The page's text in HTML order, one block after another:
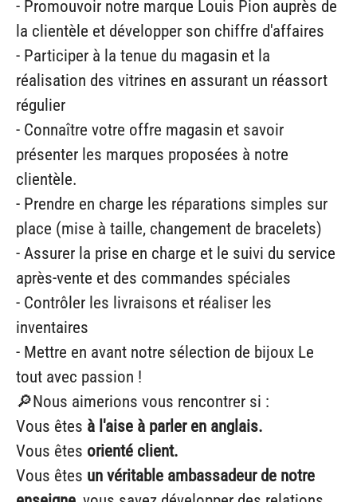
- Promouvoir notre marque Louis Pion auprès de
la clientèle et développer son chiffre d'affaires
- Participer à la tenue du magasin et la
réalisation des vitrines en assurant un réassort
régulier
- Connaître votre offre magasin et savoir
présenter les marques proposées à notre
clientèle.
- Prendre en charge les réparations simples sur
place (mise à taille, changement de bracelets)
- Assurer la prise en charge et le suivi du service
après-vente et des commandes spéciales
- Contrôler les livraisons et réaliser les
inventaires
- Mettre en avant notre sélection de bijoux Le
tout avec passion !
🔎Nous aimerions vous rencontrer si :
Vous êtes à l'aise à parler en anglais.
Vous êtes orienté client.
Vous êtes un véritable ambassadeur de notre